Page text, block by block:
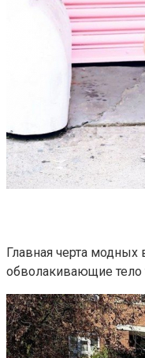
Главная черта
обволакивающие